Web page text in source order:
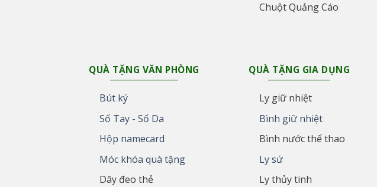
Chuột Quảng Cáo
QUÀ TẶNG VĂN PHÒNG
Bút ký
Sổ Tay - Sổ Da
Hộp namecard
Móc khóa quà tặng
Dây đeo thẻ
QUÀ TẶNG GIA DỤNG
Ly giữ nhiệt
Bình giữ nhiệt
Bình nước thể thao
Ly sứ
Ly thủy tinh